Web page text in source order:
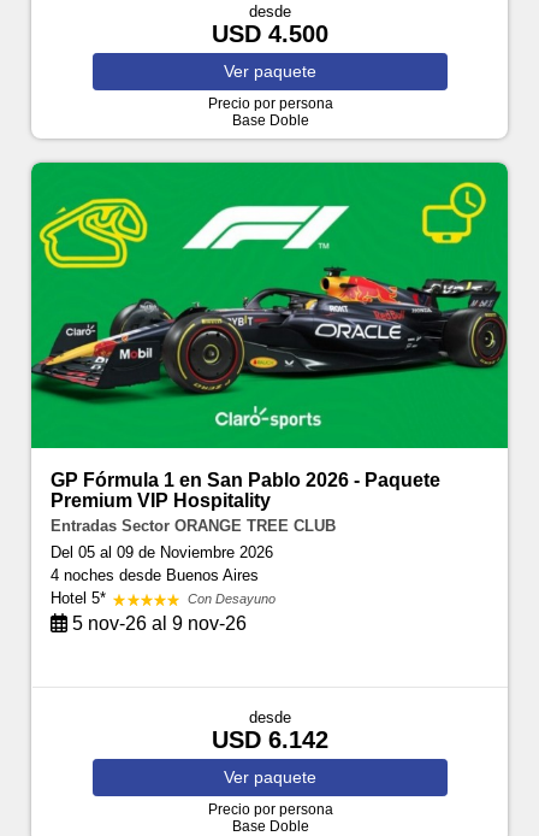
desde
USD 4.500
Ver paquete
Precio por persona
Base Doble
GP Fórmula 1 en San Pablo 2026 - Paquete
Premium VIP Hospitality
Entradas Sector ORANGE TREE CLUB
Del 05 al 09 de Noviembre 2026
4 nochesdesde Buenos Aires
Hotel 5*
Con Desayuno
5 nov-26 al 9 nov-26
desde
USD 6.142
Ver paquete
Precio por persona
Base Doble